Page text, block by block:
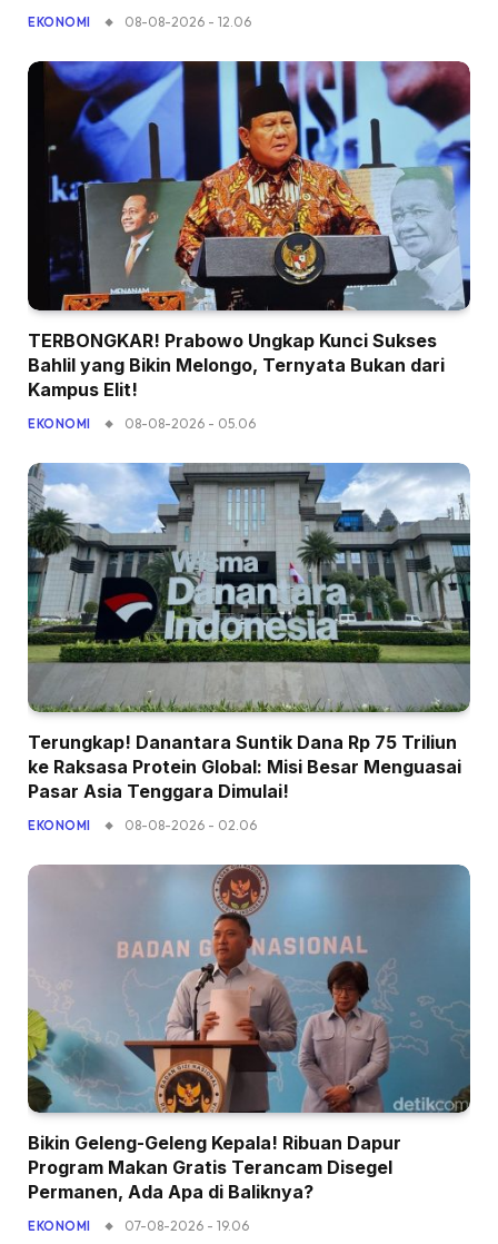
EKONOMI 08-08-2026 - 12.06
TERBONGKAR! Prabowo Ungkap Kunci Sukses
Bahlil yang Bikin Melongo, Ternyata Bukan dari
Kampus Elit!
EKONOMI 08-08-2026 - 05.06
Terungkap! Danantara Suntik Dana Rp 75 Triliun
ke Raksasa Protein Global: Misi Besar Menguasai
Pasar Asia Tenggara Dimulai!
EKONOMI 08-08-2026 - 02.06
Bikin Geleng-Geleng Kepala! Ribuan Dapur
Program Makan Gratis Terancam Disegel
Permanen, Ada Apa di Baliknya?
EKONOMI 07-08-2026 - 19.06